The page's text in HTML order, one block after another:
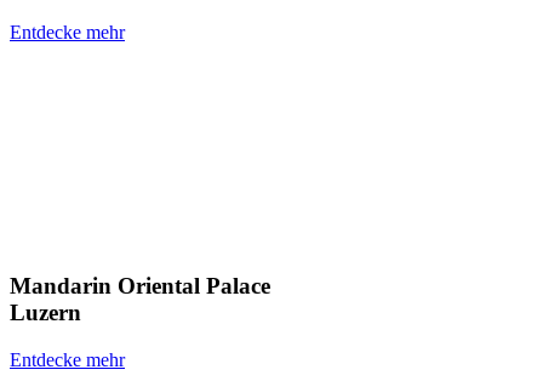
Entdecke mehr
Mandarin Oriental Palace
Luzern
Entdecke mehr